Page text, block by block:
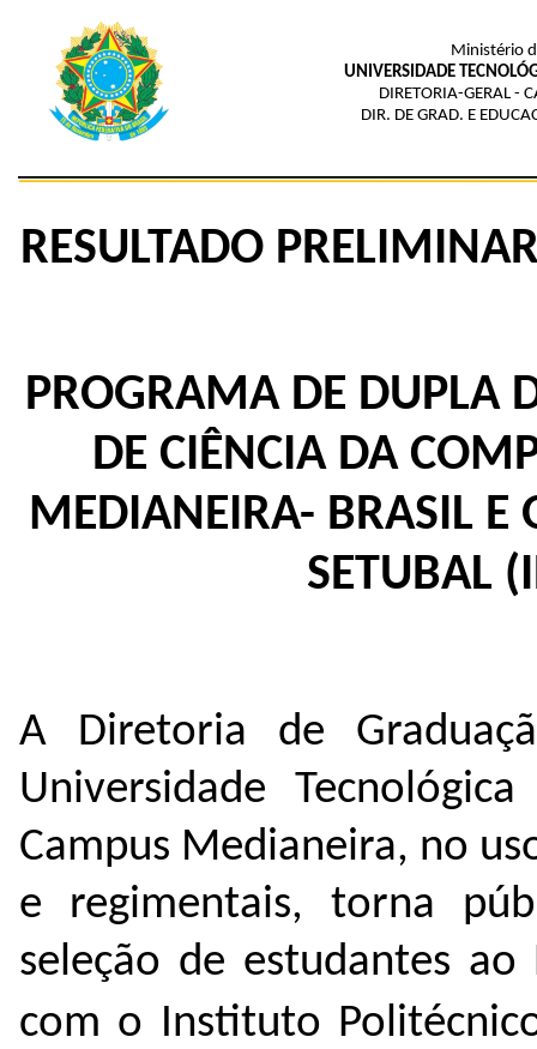
Ministério
UNIVERSIDADE
DIRETORIA-GERAL -
DIR. DE GRAD. E
RESULTADO
PROGRAMA DE DUPLA
DE CIÊNCIA DA
MEDIANEIRA- BRASIL E
SETUBAL
A Diretoria de
Universidade
Campus Medianeira, no
e regimentais, torna
seleção de estudantes
com o Instituto